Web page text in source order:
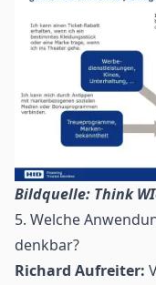
Bildquelle: Think
5. Welche
denkbar?
Richard Aufreiter: